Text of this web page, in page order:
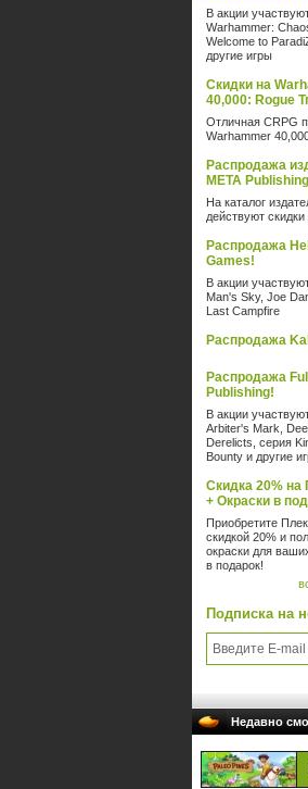
В акции
Warhammer:
Welcome to
другие игры
Скидки на
40,000: Rogue
Отличная CRPG
Warhammer
Распродажа
META
На каталог
действуют
Распродажа
Games!
В акции
Man's Sky, Joe
Last Campfire
Распродажа
Распродажа
Publishing!
В акции
Arbiter's Mark,
Derelicts, серия
Bounty и другие
Скидка 20%
+ Окраски в
Приобретите
скидкой 20% и
окраски для
в подарок!
Подписка на
Недавно